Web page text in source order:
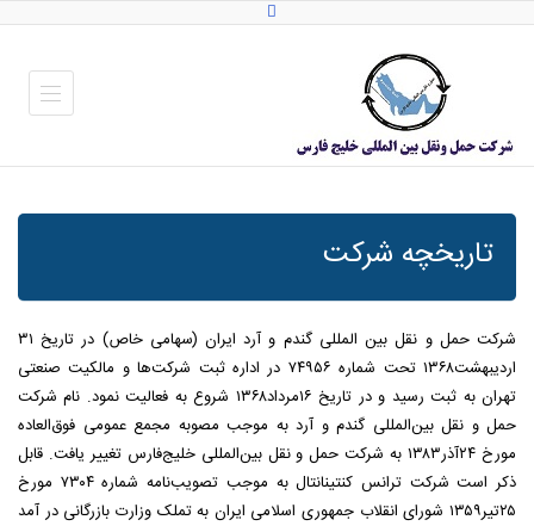
تاریخچه شرکت
شرکت حمل و نقل بین المللی گندم و آرد ایران (سهامی خاص) در تاریخ ۳۱
اردیبهشت۱۳۶۸ تحت شماره ۷۴۹۵۶ در اداره ثبت شرکت‌ها و مالکیت صنعتی
تهران به ثبت رسید و در تاریخ ۱۶مرداد۱۳۶۸ شروع به فعالیت نمود. نام شرکت
حمل و نقل بین‌المللی گندم و آرد به موجب مصوبه مجمع عمومی فوق‌العاده
مورخ ۲۴آذر۱۳۸۳ به شرکت حمل و نقل بین‌المللی خلیج‌فارس تغییر یافت. قابل
ذکر است شرکت ترانس کنتینانتال به موجب تصویب‌نامه شماره ۷۳۰۴ مورخ
۲۵تیر۱۳۵۹ شورای انقلاب جمهوری اسلامی ایران به تملک وزارت بازرگانی در آمد